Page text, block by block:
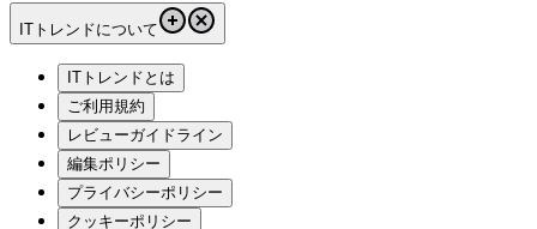
ITトレンドについて
ITトレンドとは
ご利用規約
レビューガイドライン
編集ポリシー
プライバシーポリシー
クッキーポリシー